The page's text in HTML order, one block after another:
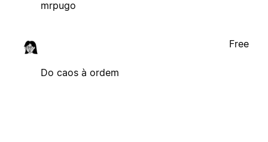
mrpugo
Do caos à ordem
Free